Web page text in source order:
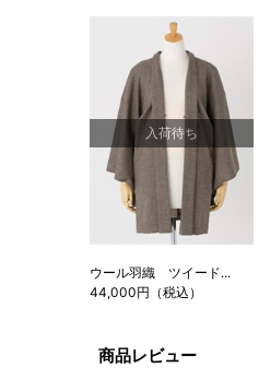
入荷待ち
ウール羽織 ツイード...
44,000円（税込）
商品レビュー